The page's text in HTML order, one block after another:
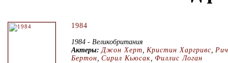
1984
1984 - Великобритания
Актеры: Джон Херт Кристин Харгривс
Бертон Сирил Кьюсак Филлис Логан